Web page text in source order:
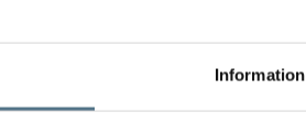
Information
årets varmare
med